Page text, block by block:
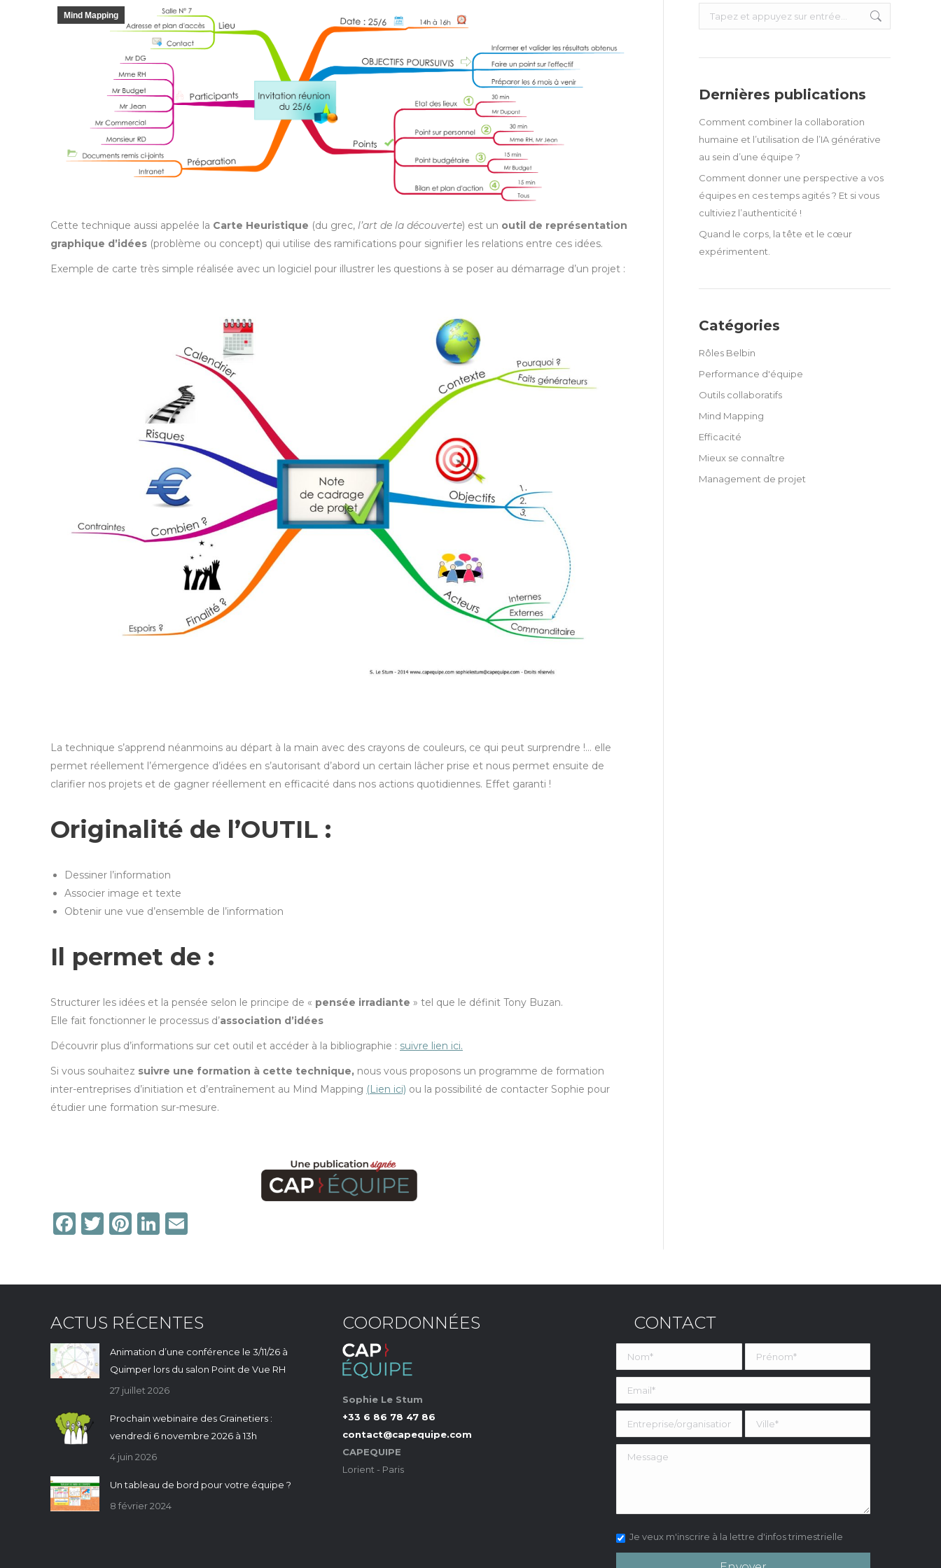
Mind Mapping
Cette technique aussi appelée la Carte Heuristique (du grec, l’art de la découverte) est un outil de représentation
graphique d’idées (problème ou concept) qui utilise des ramifications pour signifier les relations entre ces idées.
Exemple de carte très simple réalisée avec un logiciel pour illustrer les questions à se poser au démarrage d’un projet :
La technique s’apprend néanmoins au départ à la main avec des crayons de couleurs, ce qui peut surprendre !… elle
permet réellement l’émergence d’idées en s’autorisant d’abord un certain lâcher prise et nous permet ensuite de
clarifier nos projets et de gagner réellement en efficacité dans nos actions quotidiennes. Effet garanti !
Originalité de l’OUTIL :
Dessiner l’information
Associer image et texte
Obtenir une vue d’ensemble de l’information
Il permet de :
Structurer les idées et la pensée selon le principe de « pensée irradiante » tel que le définit Tony Buzan.
Elle fait fonctionner le processus d’association d’idées
Découvrir plus d’informations sur cet outil et accéder à la bibliographie : suivre lien ici.
Si vous souhaitez suivre une formation à cette technique, nous vous proposons un programme de formation
inter-entreprises d’initiation et d’entraînement au Mind Mapping (Lien ici) ou la possibilité de contacter Sophie pour
étudier une formation sur-mesure.
Facebook
Twitter
Pinterest
LinkedIn
Recherche
:
Dernières publications
Comment combiner la collaboration
humaine et l’utilisation de l’IA générative
au sein d’une équipe ?
Comment donner une perspective a vos
équipes en ces temps agités ? Et si vous
cultiviez l’authenticité !
Quand le corps, la tête et le cœur
expérimentent.
Catégories
Rôles Belbin
Performance d'équipe
Outils collaboratifs
Mind Mapping
Efficacité
Mieux se connaître
Management de projet
ACTUS RÉCENTES
Animation d’une conférence le 3/11/26 à
Quimper lors du salon Point de Vue RH
27 juillet 2026
Prochain webinaire des Grainetiers :
vendredi 6 novembre 2026 à 13h
4 juin 2026
Un tableau de bord pour votre équipe ?
8 février 2024
COORDONNÉES
Sophie Le Stum
+33 6 86 78 47 86
contact@capequipe.com
CAPEQUIPE
Lorient - Paris
CONTACT
Je veux m'inscrire à la lettre d'infos trimestrielle